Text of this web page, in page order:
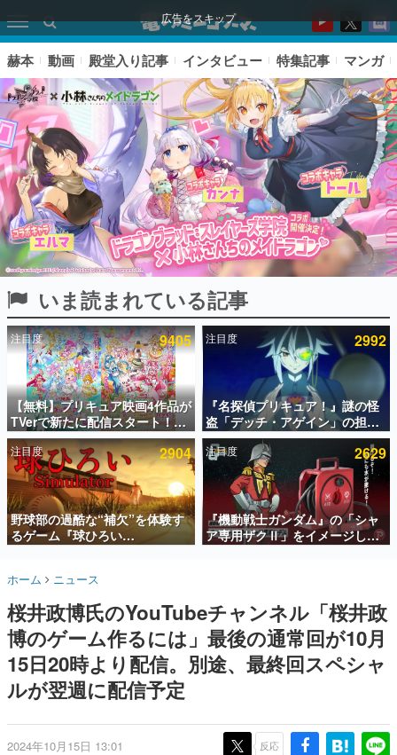
広告をスキップ
ピックアップ
電ファミのいま読まれている記事ランキング
アプリセール情報
インタビュー
連載・特集一覧
殿堂入り記事
SNS拡散数が数千以上！ ページビュー数万以上！ などな
ど。多くの人々に読まれた、電ファミ渾身の“殿堂入り”記
事をまとめました。
名作ゲームクリエイターの方々に製作時のエピソードをお
きます。
赫本
この物語を解いてはいけない。『赫本』は、〈試験問題〉
の形をした短編ホラー小説集です。
これからのデジタルゲーム市場を担う若きクリエイター達
の姿を追い、彼らのルーツと情熱を探っていきます。
赫本 動画 殿堂入り記事 インタビュー 特集記事 マンガ
いま読まれている記事
注目度 9405
【無料】プリキュア映画4作品が
TVerで新たに配信スタート！な
んと2018年～2024年の映画ほぼ
すべてが見放題に、ぶっちゃけ
ありえないラインナップ
注目度 2992
『名探偵プリキュア！』謎の怪
盗「デッチ・アゲイン」の担当
キャストは天﨑滉平さんと判
明。『Re:ゼロから始める異世
界生活』オットー役、『ヒプノ
シスマイク』山田三郎役など
注目度 2904
野球部の過酷な“補欠”を体験す
るゲーム『球ひろい
Simulator』が「1件」のウィッ
対応しSNSで話題に。『キング
ダム・カム』開発元やチェコの
プロ野球選手から称賛の声
注目度 2629
『機動戦士ガンダム』の「シャ
ア専用ザクⅡ」をイメージした
散水ホースリールが予約開始。
ホーム ニュース
桜井政博氏のYouTubeチャンネル「桜井政
博のゲーム作るには」最後の通常回が10月
15日20時より配信。別途、最終回スペシャ
ルが翌週に配信予定
2024年10月15日 13:01 反応